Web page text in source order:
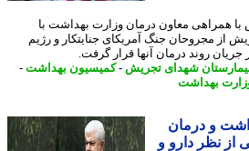
معاون درمان وزارت بهداشت با
جنگ آمریکای جنایتکار و رژیم
روند درمان آنها قرار گرفت.
شهدای تجریش -کمیسیون بهداشت -
بهداشت
و درمان
از نظر دارو و